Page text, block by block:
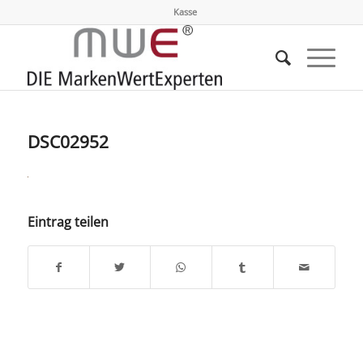
Kasse
DSC02952
Eintrag teilen